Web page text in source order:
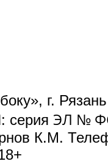
г.
серия ЭЛ №
К.М.
e-mail)